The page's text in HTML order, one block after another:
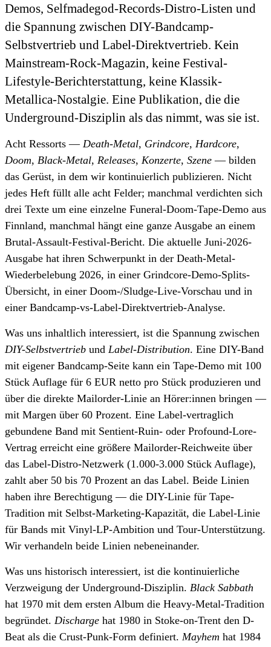
Demos, Selfmadegod-Records-Distro-Listen und
die Spannung zwischen DIY-Bandcamp-
Selbstvertrieb und Label-Direktvertrieb. Kein
Mainstream-Rock-Magazin, keine Festival-
Lifestyle-Berichterstattung, keine Klassik-
Metallica-Nostalgie. Eine Publikation, die die
Underground-Disziplin als das nimmt, was sie ist.
Acht Ressorts — Death-Metal, Grindcore, Hardcore,
Doom, Black-Metal, Releases, Konzerte, Szene — bilden
das Gerüst, in dem wir kontinuierlich publizieren. Nicht
jedes Heft füllt alle acht Felder; manchmal verdichten sich
drei Texte um eine einzelne Funeral-Doom-Tape-Demo aus
Finnland, manchmal hängt eine ganze Ausgabe an einem
Brutal-Assault-Festival-Bericht. Die aktuelle Juni-2026-
Ausgabe hat ihren Schwerpunkt in der Death-Metal-
Wiederbelebung 2026, in einer Grindcore-Demo-Splits-
Übersicht, in einer Doom-/Sludge-Live-Vorschau und in
einer Bandcamp-vs-Label-Direktvertrieb-Analyse.
Was uns inhaltlich interessiert, ist die Spannung zwischen
DIY-Selbstvertrieb und Label-Distribution. Eine DIY-Band
mit eigener Bandcamp-Seite kann ein Tape-Demo mit 100
Stück Auflage für 6 EUR netto pro Stück produzieren und
über die direkte Mailorder-Linie an Hörer:innen bringen —
mit Margen über 60 Prozent. Eine Label-vertraglich
gebundene Band mit Sentient-Ruin- oder Profound-Lore-
Vertrag erreicht eine größere Mailorder-Reichweite über
das Label-Distro-Netzwerk (1.000-3.000 Stück Auflage),
zahlt aber 50 bis 70 Prozent an das Label. Beide Linien
haben ihre Berechtigung — die DIY-Linie für Tape-
Tradition mit Selbst-Marketing-Kapazität, die Label-Linie
für Bands mit Vinyl-LP-Ambition und Tour-Unterstützung.
Wir verhandeln beide Linien nebeneinander.
Was uns historisch interessiert, ist die kontinuierliche
Verzweigung der Underground-Disziplin. Black Sabbath
hat 1970 mit dem ersten Album die Heavy-Metal-Tradition
begründet. Discharge hat 1980 in Stoke-on-Trent den D-
Beat als die Crust-Punk-Form definiert. Mayhem hat 1984